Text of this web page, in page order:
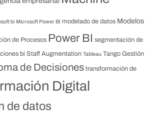
bi Microsoft Power BI modelado de datos Modelos
de Procesos Power BI segmentación de
bi Staff Augmentation Tableau Tango Gestión
de Decisiones transformación de
Digital
de datos